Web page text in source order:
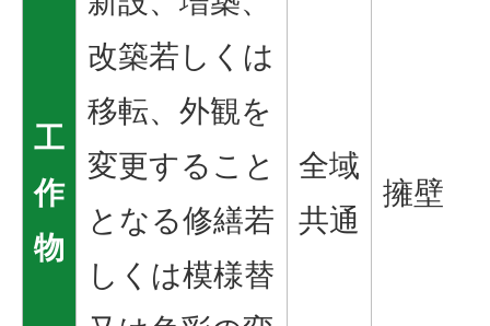
工
作
物
改築若しくは
移転、外観を
変更すること
となる修繕若
しくは模様替
全域
共通
擁壁